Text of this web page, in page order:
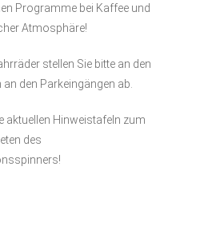
Programme bei Kaffee und
Atmosphäre!
stellen Sie bitte an den
den Parkeingängen ab.
aktuellen Hinweistafeln zum
des